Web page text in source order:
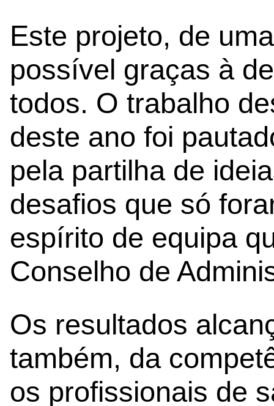
Este projeto, de
possível graças à
todos. O trabalho
deste ano foi
pela partilha de
desafios que só
espírito de equipa
Conselho de
Os resultados
também, da
os profissionais de